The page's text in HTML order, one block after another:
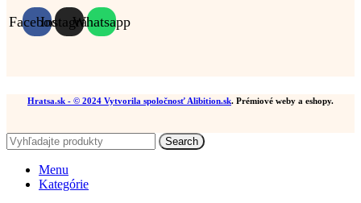
FacebookInstagramWhatsapp
Hratsa.sk - © 2024 Vytvorila spoločnosť Alibition.sk. Prémiové weby a eshopy.
Search
Menu
Kategórie